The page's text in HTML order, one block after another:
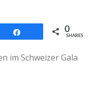
0
SHARES
im Schweizer Gala